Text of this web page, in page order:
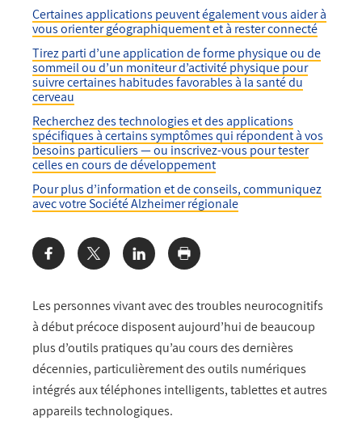
Les personnes vivant avec des troubles neurocognitifs
à début précoce disposent aujourd’hui de beaucoup
plus d’outils pratiques qu’au cours des dernières
décennies, particulièrement des outils numériques
intégrés aux téléphones intelligents, tablettes et autres
appareils technologiques.
Certaines applications peuvent également vous aider à
vous orienter géographiquement et à rester connecté
Tirez parti d’une application de forme physique ou de
sommeil ou d’un moniteur d’activité physique pour
suivre certaines habitudes favorables à la santé du
cerveau
Recherchez des technologies et des applications
spécifiques à certains symptômes qui répondent à vos
besoins particuliers — ou inscrivez-vous pour tester
celles en cours de développement
Pour plus d’information et de conseils, communiquez
avec votre Société Alzheimer régionale
Share: